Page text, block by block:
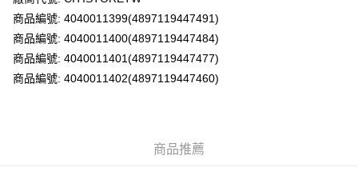
送貨方式
送貨上門 (不支援順豐自取點及智能櫃)
每筆HK$100.00，滿HK$500.00或以上免運費
商品編號: 4040011399(4897119447491)
商品編號: 4040011400(4897119447484)
商品編號: 4040011401(4897119447477)
商品編號: 4040011402(4897119447460)
商品推薦